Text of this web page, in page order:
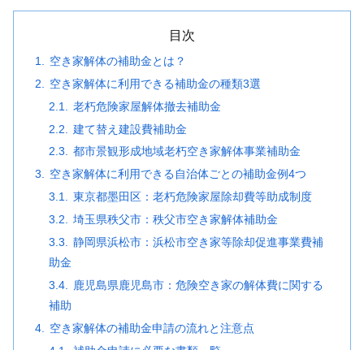
目次
空き家解体の補助金とは？
空き家解体に利用できる補助金の種類3選
老朽危険家屋解体撤去補助金
建て替え建設費補助金
都市景観形成地域老朽空き家解体事業補助金
空き家解体に利用できる自治体ごとの補助金例4つ
東京都墨田区：老朽危険家屋除却費等助成制度
埼玉県秩父市：秩父市空き家解体補助金
静岡県浜松市：浜松市空き家等除却促進事業費補
助金
鹿児島県鹿児島市：危険空き家の解体費に関する
補助
空き家解体の補助金申請の流れと注意点